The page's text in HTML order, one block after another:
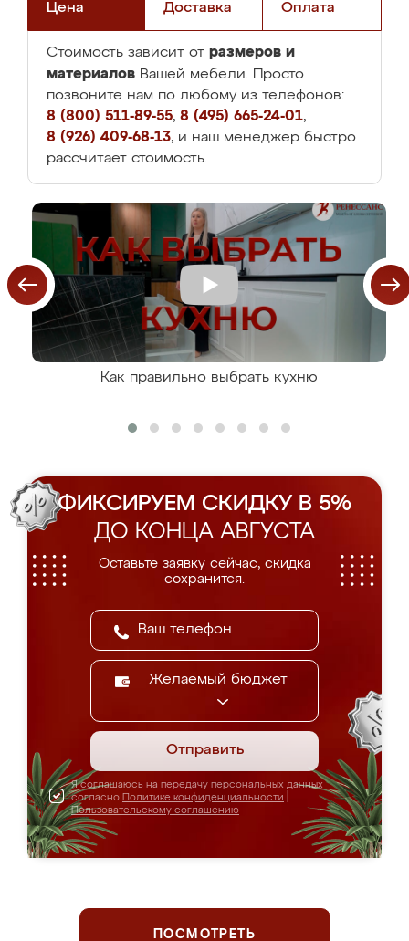
Цена Доставка Оплата
Стоимость зависит от размеров и
материалов Вашей мебели. Просто
позвоните нам по любому из телефонов:
8 (800) 511-89-55, 8 (495) 665-24-01,
8 (926) 409-68-13, и наш менеджер быстро
рассчитает стоимость.
Как правильно выбрать кухню
ФИКСИРУЕМ СКИДКУ В 5%
ДО КОНЦА АВГУСТА
Оставьте заявку сейчас, скидка
сохранится.
Желаемый бюджет
Отправить
Я соглашаюсь на передачу персональных данных
согласно Политике конфиденциальности
Пользовательскому соглашению
ПОСМОТРЕТЬ